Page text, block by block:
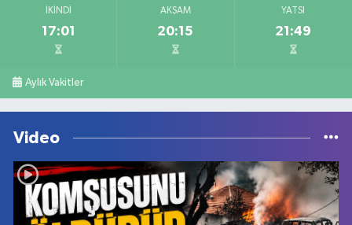
İKINDI
17:01
AKŞAM
20:15
YATSI
21:49
Aylık Vakitler
Video